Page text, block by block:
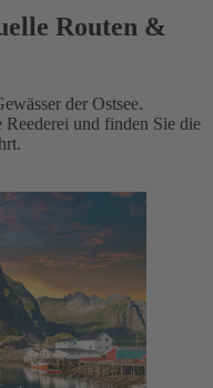
Routen &
der Ostsee.
und finden Sie die